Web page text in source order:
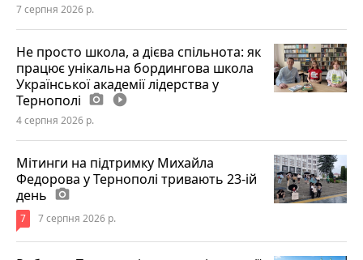
7 серпня 2026 р.
Не просто школа, а дієва спільнота: як
працює унікальна бордингова школа
Української академії лідерства у
Тернополі photo_camera play_circle_filled
4 серпня 2026 р.
Мітинги на підтримку Михайла
Федорова у Тернополі тривають 23-ій
день photo_camera
7 7 серпня 2026 р.